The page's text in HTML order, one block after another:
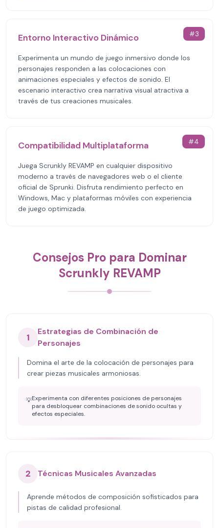
#3
Entorno Interactivo Dinámico
Experimenta un mundo de juego inmersivo donde los
personajes responden a las colocaciones con
animaciones especiales y efectos de sonido. El
escenario interactivo crea narrativa visual atractiva a
través de tus creaciones musicales.
#4
Compatibilidad Multiplataforma
Juega Scrunkly REVAMP en cualquier dispositivo
moderno a través de navegadores web o el cliente
oficial de Sprunki. Disfruta rendimiento perfecto en
Windows, Mac y plataformas móviles con experiencia
de juego optimizada.
Consejos Pro para Dominar
Scrunkly REVAMP
1
Estrategias de Combinación de
Personajes
Domina el arte de la colocación de personajes para
crear piezas musicales armoniosas.
💡Experimenta con diferentes posiciones de personajes
para desbloquear combinaciones de sonido ocultas y
efectos especiales.
2 Técnicas Musicales Avanzadas
Aprende métodos de composición sofisticados para
pistas de calidad profesional.